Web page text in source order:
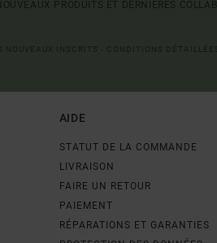
PRODUITS ET DERNIÈRES COLLAB'
AIDE
STATUT DE LA COMMANDE
LIVRAISON
FAIRE UN RETOUR
PAIEMENT
RÉPARATIONS ET GARANTIES